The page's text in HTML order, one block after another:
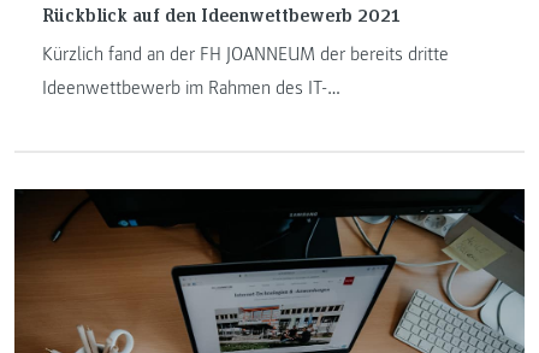
Rückblick auf den Ideenwettbewerb 2021
Kürzlich fand an der FH JOANNEUM der bereits dritte
Ideenwettbewerb im Rahmen des IT-
fortgeschrittenen Stunde, der Wettbewerb fand von 19 Uhr
bis 22 Uhr statt, kein Nachteil war.